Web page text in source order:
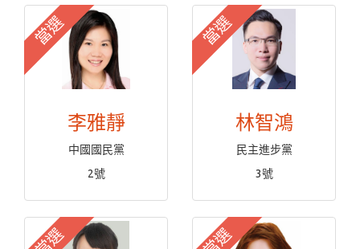
當選
李雅靜
中國國民黨
2號
當選
林智鴻
民主進步黨
3號